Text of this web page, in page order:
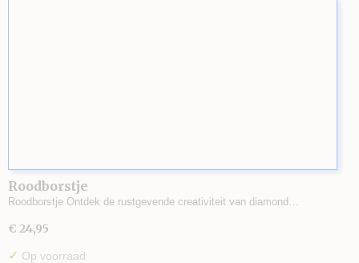
Roodborstje
Roodborstje Ontdek de rustgevende creativiteit van diamond…
€ 24,95
✓ Op voorraad